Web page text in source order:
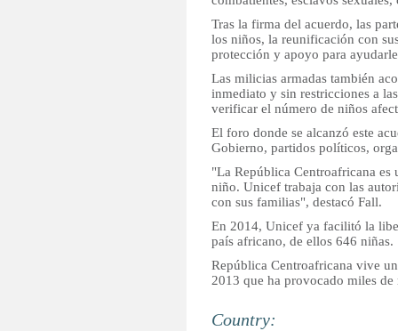
Tras la firma del acuerdo, las
los niños, la reunificación con
protección y apoyo para
Las milicias armadas también
inmediato y sin restricciones a
verificar el número de niños
El foro donde se alcanzó este
Gobierno, partidos políticos,
"La República Centroafricana es
niño. Unicef trabaja con las
con sus familias", destacó Fall.
En 2014, Unicef ya facilitó la
país africano, de ellos 646 niñas.
República Centroafricana vive
2013 que ha provocado miles de
Country: